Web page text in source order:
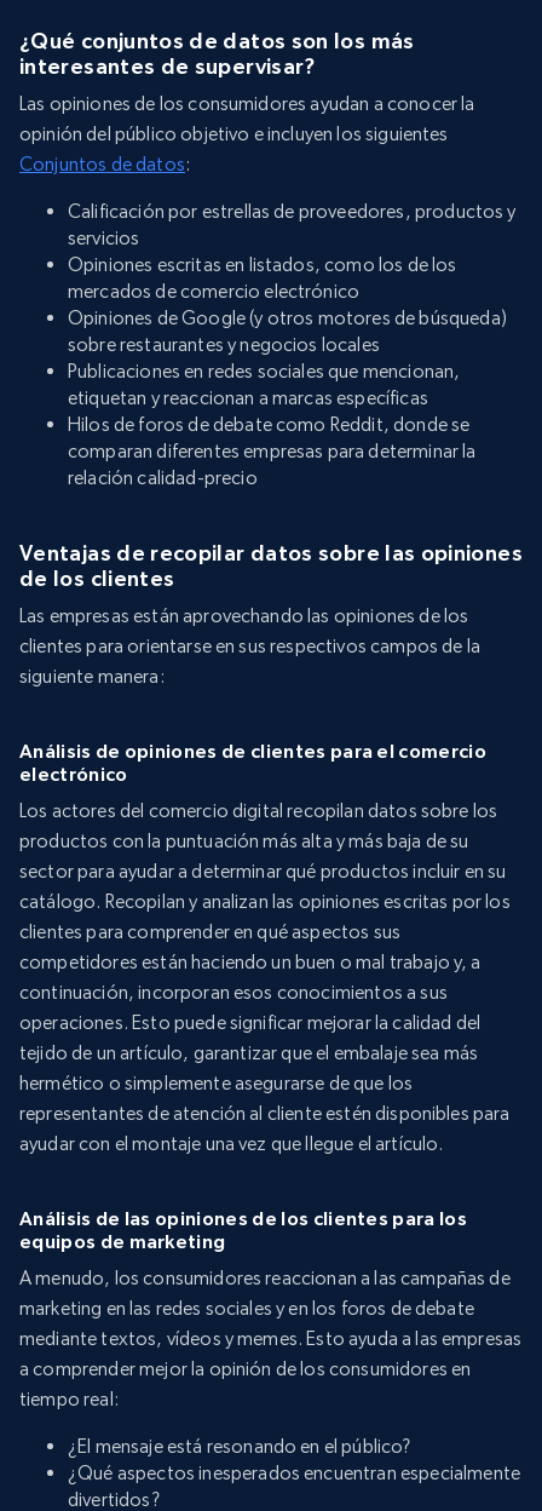
¿Qué conjuntos de datos son los más
interesantes de supervisar?
Las opiniones de los consumidores ayudan a conocer la
opinión del público objetivo e incluyen los siguientes
Conjuntos de datos:
Calificación por estrellas de proveedores, productos y
servicios
Opiniones escritas en listados, como los de los
mercados de comercio electrónico
Opiniones de Google (y otros motores de búsqueda)
sobre restaurantes y negocios locales
Publicaciones en redes sociales que mencionan,
etiquetan y reaccionan a marcas específicas
Hilos de foros de debate como Reddit, donde se
comparan diferentes empresas para determinar la
relación calidad-precio
Ventajas de recopilar datos sobre las opiniones
de los clientes
Las empresas están aprovechando las opiniones de los
clientes para orientarse en sus respectivos campos de la
siguiente manera:
Análisis de opiniones de clientes para el comercio
electrónico
Los actores del comercio digital recopilan datos sobre los
productos con la puntuación más alta y más baja de su
sector para ayudar a determinar qué productos incluir en su
catálogo. Recopilan y analizan las opiniones escritas por los
clientes para comprender en qué aspectos sus
competidores están haciendo un buen o mal trabajo y, a
continuación, incorporan esos conocimientos a sus
operaciones. Esto puede significar mejorar la calidad del
tejido de un artículo, garantizar que el embalaje sea más
hermético o simplemente asegurarse de que los
representantes de atención al cliente estén disponibles para
ayudar con el montaje una vez que llegue el artículo.
Análisis de las opiniones de los clientes para los
equipos de marketing
A menudo, los consumidores reaccionan a las campañas de
marketing en las redes sociales y en los foros de debate
mediante textos, vídeos y memes. Esto ayuda a las empresas
a comprender mejor la opinión de los consumidores en
tiempo real:
¿El mensaje está resonando en el público?
¿Qué aspectos inesperados encuentran especialmente
divertidos?